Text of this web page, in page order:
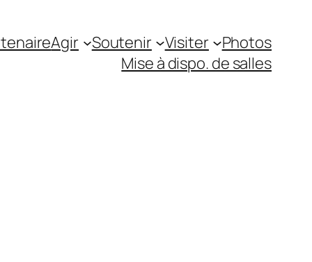
Agir Soutenir Visiter
Photos
Mise à dispo. de salles